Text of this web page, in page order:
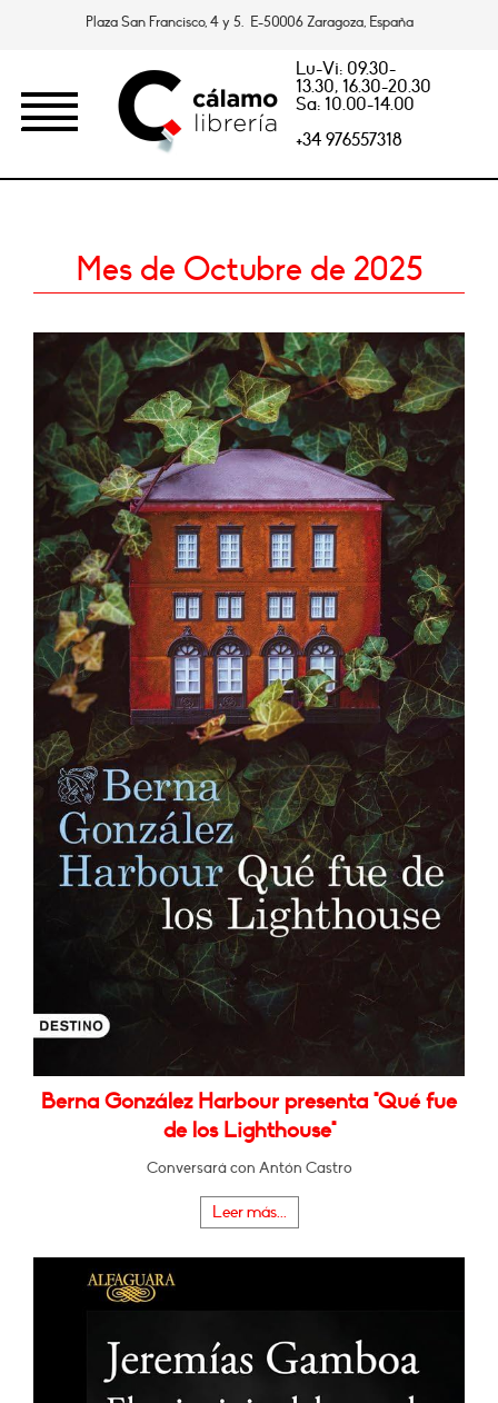
Plaza San Francisco, 4 y 5. E-50006 Zaragoza, España
Lu-Vi: 09.30-
13.30, 16.30-20.30
Sa: 10.00-14.00
+34 976557318
Mes de Octubre de 2025
Berna González Harbour presenta "Qué fue
de los Lighthouse"
Conversará con Antón Castro
Leer más...